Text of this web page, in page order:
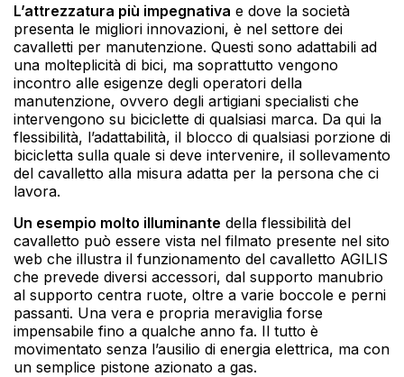
L’attrezzatura più impegnativa e dove la società
presenta le migliori innovazioni, è nel settore dei
cavalletti per manutenzione. Questi sono adattabili ad
una molteplicità di bici, ma soprattutto vengono
incontro alle esigenze degli operatori della
manutenzione, ovvero degli artigiani specialisti che
intervengono su biciclette di qualsiasi marca. Da qui la
flessibilità, l’adattabilità, il blocco di qualsiasi porzione di
bicicletta sulla quale si deve intervenire, il sollevamento
del cavalletto alla misura adatta per la persona che ci
lavora.
Un esempio molto illuminante della flessibilità del
cavalletto può essere vista nel filmato presente nel sito
web che illustra il funzionamento del cavalletto AGILIS
che prevede diversi accessori, dal supporto manubrio
al supporto centra ruote, oltre a varie boccole e perni
passanti. Una vera e propria meraviglia forse
impensabile fino a qualche anno fa. Il tutto è
movimentato senza l’ausilio di energia elettrica, ma con
un semplice pistone azionato a gas.